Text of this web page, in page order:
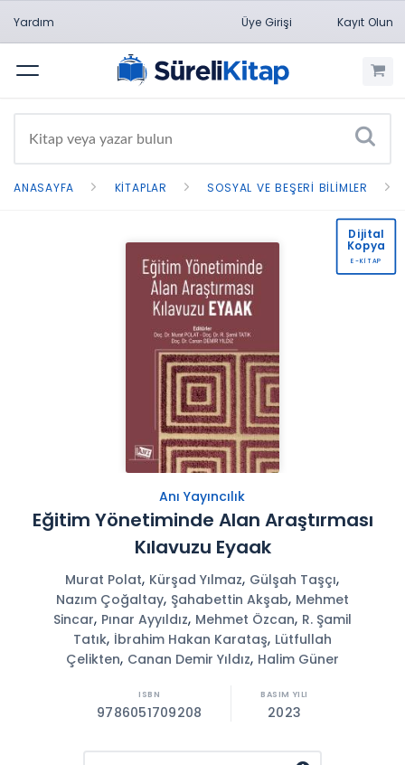
Yardım Üye Girişi Kayıt Olun
Menü
ANASAYFA KITAPLAR SOSYAL VE BEŞERI BILIMLER
Anı Yayıncılık
Eğitim Yönetiminde Alan Araştırması
Kılavuzu Eyaak
Murat Polat, Kürşad Yılmaz, Gülşah Taşçı,
Nazım Çoğaltay, Şahabettin Akşab, Mehmet
Sincar, Pınar Ayyıldız, Mehmet Özcan, R. Şamil
Tatık, İbrahim Hakan Karataş, Lütfullah
Çelikten, Canan Demir Yıldız, Halim Güner
9786051709208 2023
Dijital
Kopya
E-KİTAP